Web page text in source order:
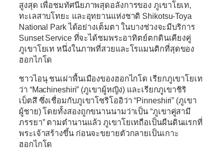
สูงสุด เพื่อชมทัศนียภาพสุดอลังการของ ภูเขาโยเท,
ทะเลสาบโทยะ และอุทยานแห่งชาติ Shikotsu-Toya
National Park ได้อย่างเต็มตา ในบางช่วงจะมีบริการ
Sunset Service ที่จะได้ชมพระอาทิตย์ตกดินเคียงคู่
ภูเขาโยเท หนึ่งในภาพที่สวยและโรแมนติกที่สุดของ
ฮอกไกโด
ชาวไอนุ ชนเผ่าพื้นเมืองของฮอกไกโด เรียกภูเขาโยเท
ว่า “Machineshiri” (ภูเขาผู้หญิง) และเรียกภูเขาชิริ
เบ็ตสึ ซึ่งเชื่อมกับภูเขาโซริโออิว่า“Pinneshiri” (ภูเขา
ผู้ชาย)โดยทั้งสองถูกขนานนามว่าเป็น “ภูเขาคู่สามี
ภรรยา” ตามตำนานแล้ว ภูเขาโยเทถือเป็นผืนดินแรกที่
พระเจ้าสร้างขึ้น ก่อนจะขยายตัวกลายเป็นเกาะ
ฮอกไกโด